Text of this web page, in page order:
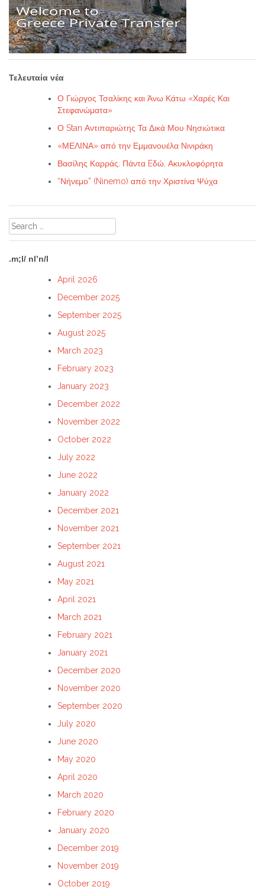
Τελευταία νέα
Ο Γιώργος Τσαλίκης και Άνω Κάτω «Χαρές Και
Στεφανώματα»
Ο Stan Αντιπαριώτης Τα Δικά Μου Νησιώτικα
«ΜΕΛΙΝΑ» από την Εμμανουέλα Νινιράκη
Βασίλης Καρράς. Πάντα Eδώ, Ακυκλοφόρητα
“Νήνεμο” (Ninemo) από την Χριστίνα Ψύχα
Search
for:
.m;l/ nl’n/l
April 2026
December 2025
September 2025
August 2025
March 2023
February 2023
January 2023
December 2022
November 2022
October 2022
July 2022
June 2022
January 2022
December 2021
November 2021
September 2021
August 2021
May 2021
April 2021
March 2021
February 2021
January 2021
December 2020
November 2020
September 2020
July 2020
June 2020
May 2020
April 2020
March 2020
February 2020
January 2020
December 2019
November 2019
October 2019